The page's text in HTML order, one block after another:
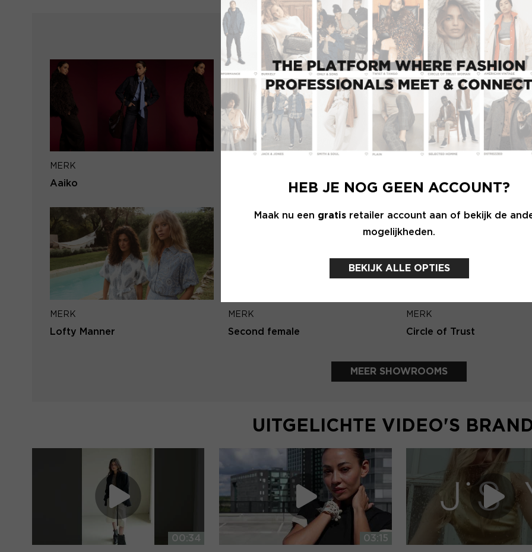
INLOGGEN
E-mailadres
Wachtwoord E-
MAAK JE ACCOUNT NU AAN
HEB JE NOG GEEN ACCOUNT?
Maak nu een gratisretailer account aan of bekijk de
mogelijkheden.
BEKIJK ALLE OPTIES
UITGELICHTE SHOWROOMS
MERK
Aaiko PENN&INK N.Y
MERK
Lofty Manner
MERK
Second female
MERK
Circle of Trust
MEER SHOWROOMS
UITGELICHTE VIDEO'S
00:34 03:15